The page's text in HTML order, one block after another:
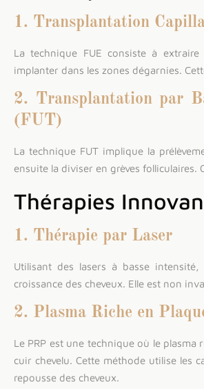
1. Transplantation
La technique FUE consiste à
implanter dans les zones dégarnies.
2. Transplantation par
(FUT)
La technique FUT implique la
ensuite la diviser en grèves folliculaires.
Thérapies
1. Thérapie par Laser
Utilisant des lasers à basse
croissance des cheveux. Elle est non
2. Plasma Riche en
Le PRP est une technique où le
cuir chevelu. Cette méthode utilise les
repousse des cheveux.